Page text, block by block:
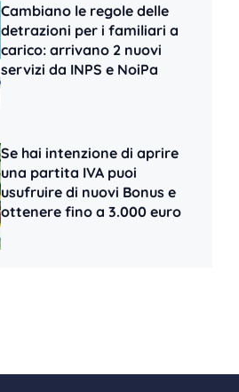
Cambiano le regole delle
detrazioni per i familiari a
carico: arrivano 2 nuovi
servizi da INPS e NoiPa
Se hai intenzione di aprire
una partita IVA puoi
usufruire di nuovi Bonus e
ottenere fino a 3.000 euro